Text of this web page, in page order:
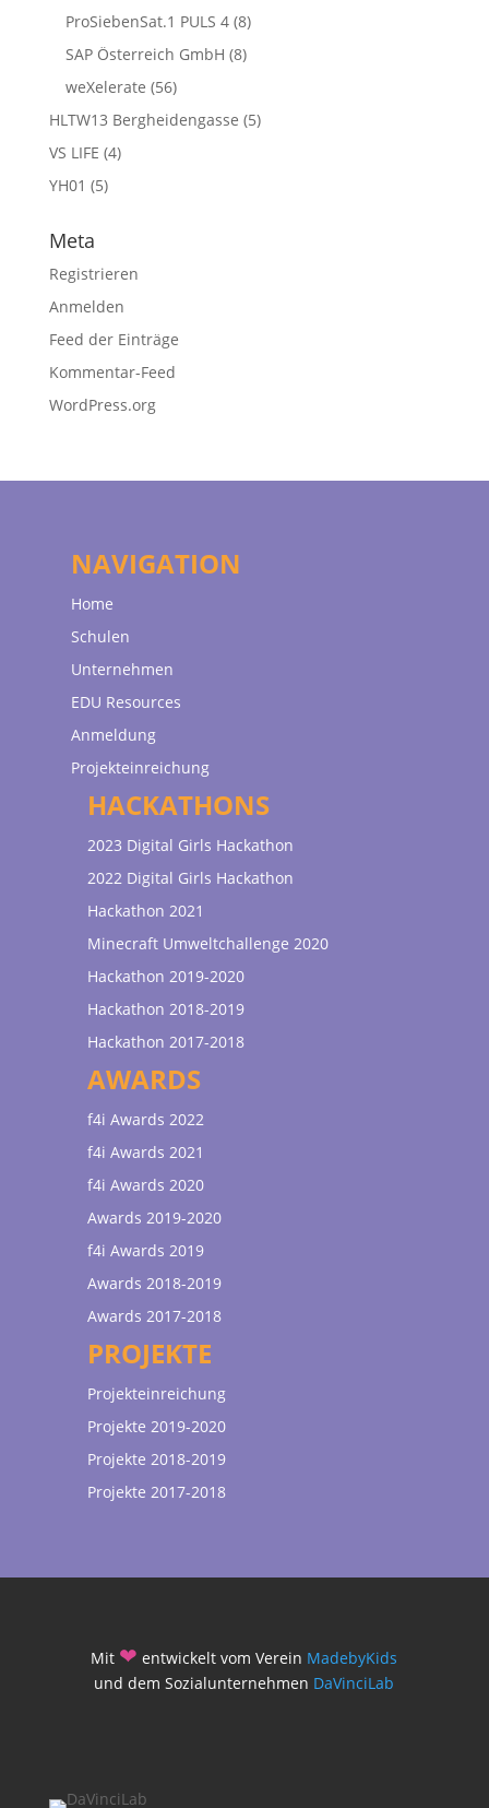
ProSiebenSat.1 PULS 4(8)
SAP Österreich GmbH (8)
weXelerate (56)
HLTW13 Bergheidengasse (5)
VS LIFE (4)
YH01 (5)
Meta
Registrieren
Anmelden
Feed der Einträge
Kommentar-Feed
WordPress.org
NAVIGATION
Home
Schulen
Unternehmen
EDU Resources
Anmeldung
Projekteinreichung
HACKATHONS
2023 Digital Girls Hackathon
2022 Digital Girls Hackathon
Hackathon 2021
Minecraft Umweltchallenge 2020
Hackathon 2019-2020
Hackathon 2018-2019
Hackathon 2017-2018
AWARDS
f4i Awards 2022
f4i Awards 2021
f4i Awards 2020
Awards 2019-2020
f4i Awards 2019
Awards 2018-2019
Awards 2017-2018
PROJEKTE
Projekteinreichung
Projekte 2019-2020
Projekte 2018-2019
Projekte 2017-2018
Mit ❤ entwickelt vom Verein MadebyKids
und dem Sozialunternehmen DaVinciLab